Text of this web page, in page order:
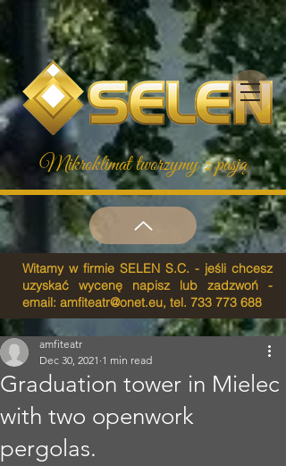
Witamy w firmie SELEN S.C. - jeśli chcesz
uzyskać wycenę napisz lub zadzwoń -
email: amfiteatr@onet.eu, tel. 733 773 688
Mikroklimat tworzymy z pasją
Graduation tower in Mielec
with two openwork
pergolas.
amfiteatr
Dec 30, 2021 1 min read